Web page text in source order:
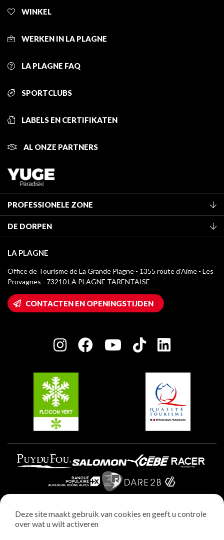
WINKEL
WERKEN IN LA PLAGNE
LA PLAGNE FAQ
SPORTCLUBS
LABELS EN CERTIFIKATEN
AL ONZE PARTNERS
PROFESSIONELE ZONE
Classificatie van de gemeubileerde accommodaties
Verblijfstaks
Mediatheek
La Plagne logo's
Wifi toegang
Huis van de eigenaar
Charter van toegewijde spelers
DE DORPEN
Montchavin - Les Coches
Champagny-en-Vanoise
Plagne 1800
Plagne Villages
Plagne Aime 2000
LA PLAGNE
Office de Tourisme de La Grande Plagne - 1355 route d’Aime - Les
Provagnes - 73210 LA PLAGNE TARENTAISE
CONTACTEN EN OPENINGSTIJDEN
Wettelijke vermeldingen
Deze site maakt gebruik van cookies en geeft u controle
over wat u wilt activeren